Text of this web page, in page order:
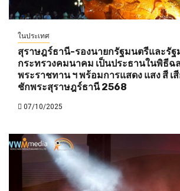
ในประเทศ
สุราษฎร์ธานี-รองนายกรัฐมนตรีและรัฐ
กระทรวงคมนาคม เป็นประธานในพิธีฉ
พระราชทาน ฯ พร้อมการแสดง แสง สี เ
ชักพระสุราษฎร์ธานี 2568
07/10/2025